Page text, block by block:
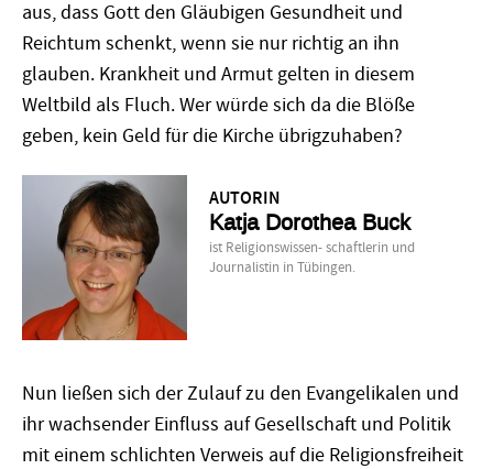
aus, dass Gott den Gläubigen Gesundheit und
Reichtum schenkt, wenn sie nur richtig an ihn
glauben. Krankheit und Armut gelten in diesem
Weltbild als Fluch. Wer würde sich da die Blöße
geben, kein Geld für die Kirche übrigzuhaben?
AUTORIN
Katja Dorothea Buck
ist Religionswissen- schaftlerin und
Journalistin in Tübingen.
Nun ließen sich der Zulauf zu den Evangelikalen und
ihr wachsender Einfluss auf Gesellschaft und Politik
mit einem schlichten Verweis auf die Religionsfreiheit